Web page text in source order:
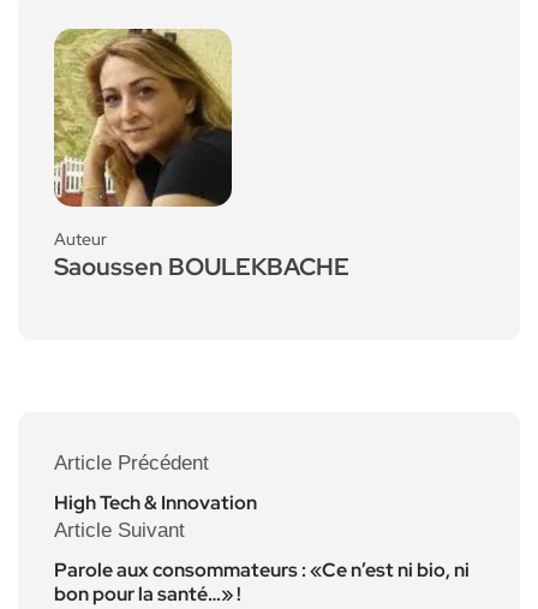
Auteur
Saoussen BOULEKBACHE
Article Précédent
High Tech & Innovation
Article Suivant
Parole aux consommateurs : «Ce n’est ni bio, ni
bon pour la santé…» !